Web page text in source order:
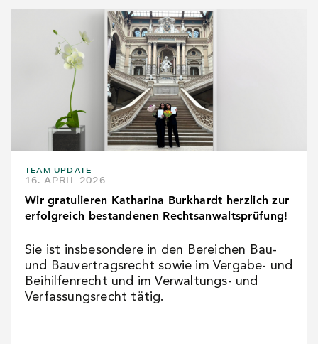
TEAM UPDATE
16. APRIL 2026
Wir gratulieren Katharina Burkhardt herzlich zur
erfolgreich bestandenen Rechtsanwaltsprüfung!
Sie ist insbesondere in den Bereichen Bau-
und Bauvertragsrecht sowie im Vergabe- und
Beihilfenrecht und im Verwaltungs- und
Verfassungsrecht tätig.